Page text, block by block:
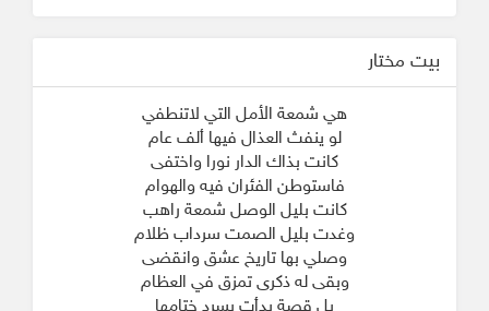
بيت مختار
هي شمعة الأمل التي لاتنطفي
لو ينفث العذال فيها ألف عام
كانت بذاك الدار نورا واختفى
فاستوطن الفئران فيه والهوام
كانت بليل الوصل شمعة راهب
وغدت بليل الصمت سرداب ظلام
وصلي بها تاريخ عشق وانقضى
وبقى له ذكرى تمزق في العظام